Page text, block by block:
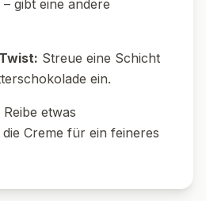
gibt eine andere
Streue eine Schicht
ein.
Reibe etwas
Creme für ein feineres